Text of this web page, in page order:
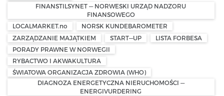
FINANSTILSYNET — NORWESKI URZĄD NADZORU
FINANSOWEGO
LOCALMARKET.no
NORSK KUNDEBAROMETER
ZARZĄDZANIE MAJĄTKIEM
START—UP
LISTA FORBESA
PORADY PRAWNE W NORWEGII
RYBACTWO I AKWAKULTURA
ŚWIATOWA ORGANIZACJA ZDROWIA (WHO)
DIAGNOZA ENERGETYCZNA NIERUCHOMOŚCI —
ENERGIVURDERING